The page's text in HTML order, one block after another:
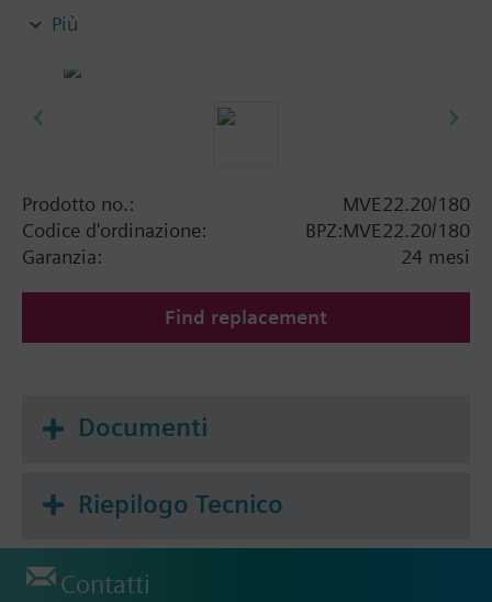
Attuatore e valvola già assemblati.
L'attuatore può essere sostituito senza smontare la
Più
Prodotto no.:
MVE22.20/180
Codice d'ordinazione:
BPZ:MVE22.20/180
Garanzia:
24 mesi
Find replacement
Documenti
Riepilogo Tecnico
Contatti